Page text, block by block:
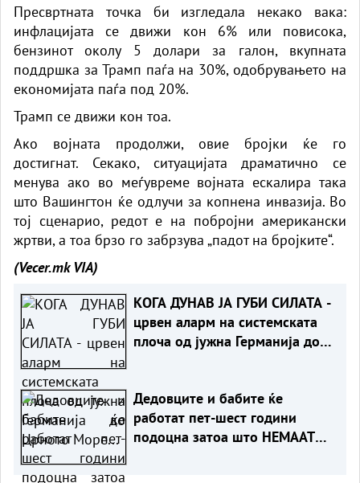
Пресвртната точка би изгледала некако вака:
инфлацијата се движи кон 6% или повисока,
бензинот околу 5 долари за галон, вкупната
поддршка за Трамп паѓа на 30%, одобрувањето на
економијата паѓа под 20%.
Трамп се движи кон тоа.
Ако војната продолжи, овие бројки ќе го
достигнат. Секако, ситуацијата драматично се
менува ако во меѓувреме војната ескалира така
што Вашингтон ќе одлучи за копнена инвазија. Во
тој сценарио, редот е на побројни американски
жртви, а тоа брзо го забрзува „падот на бројките“.
(Vecer.mkVIA)
КОГА ДУНАВ ЈА ГУБИ СИЛАТА -
црвен аларм на системската
плоча од јужна Германија до
Дедовците и бабите ќе
работат пет-шест години
подоцна затоа што НЕМААТ